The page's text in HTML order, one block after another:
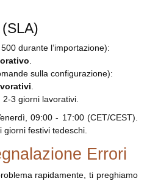
durante l’importazione):
.
sulla configurazione):
.
2-3 giorni lavorativi.
09:00 - 17:00 (CET/CEST).
giorni festivi tedeschi.
Errori
rapidamente, ti preghiamo